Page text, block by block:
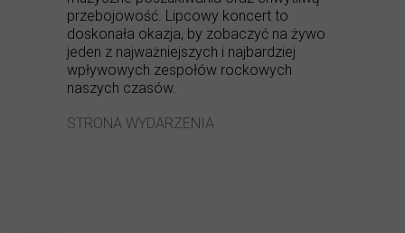
przebojowość. Lipcowy koncert to
doskonała okazja, by zobaczyć na żywo
jeden z najważniejszych i najbardziej
wpływowych zespołów rockowych
naszych czasów.
STRONA WYDARZENIA